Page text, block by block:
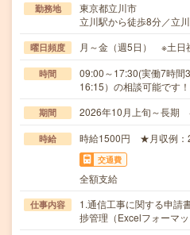
勤務地
東京都立川市
立川駅から徒歩8分／立
曜日頻度 月～金（週5日） ※土日
時間
09:00～17:30(実働7時
16:15）の相談可能です
期間 2026年10月上旬～長期
時給 時給1500円 ★月収例：
交通費
全額支給
仕事内容
1.通信工事に関する申請
捗管理（Excelフォーマ